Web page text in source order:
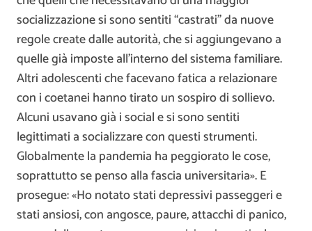
socializzazione si sono sentiti “castrati” da nuove
regole create dalle autorità, che si aggiungevano a
quelle già imposte all’interno del sistema familiare.
Altri adolescenti che facevano fatica a relazionare
con i coetanei hanno tirato un sospiro di sollievo.
Alcuni usavano già i social e si sono sentiti
legittimati a socializzare con questi strumenti.
Globalmente la pandemia ha peggiorato le cose,
soprattutto se penso alla fascia universitaria». E
prosegue: «Ho notato stati depressivi passeggeri e
stati ansiosi, con angosce, paure, attacchi di panico,